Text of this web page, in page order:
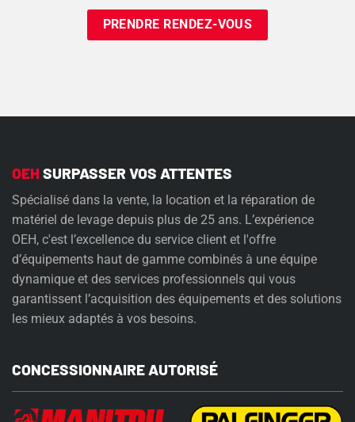
OEH SURPASSER VOS ATTENTES
Spécialisé dans la vente, la location et la réparation de
matériel de levage depuis plus de 25 ans. L’expérience
OEH, c'est l’excellence du service client et l'offre
d’équipements haut de gamme combinés à une équipe
dynamique et des services professionnels qui vous
garantissent l’acquisition des équipements et des solutions
les mieux adaptés à vos besoins.
CONCESSIONNAIRE AUTORISÉ